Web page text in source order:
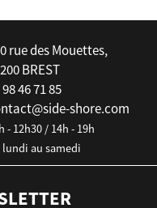
rue des Mouettes,
BREST
46 71 85
shore.com
- 12h30 / 14h - 19h
au samedi